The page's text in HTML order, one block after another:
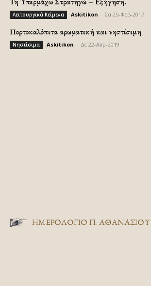
Λειτουργικά Κείμενα Askitikon Σα 25-Φεβ-2017
Πορτοκαλόπιτα αρωματική και νηστίσιμη
Νηστίσιμα Askitikon Δε 22-Απρ-2019
ΗΜΕΡΟΛΟΓΙΟ Π. ΑΘΑΝΑΣΙΟΥ